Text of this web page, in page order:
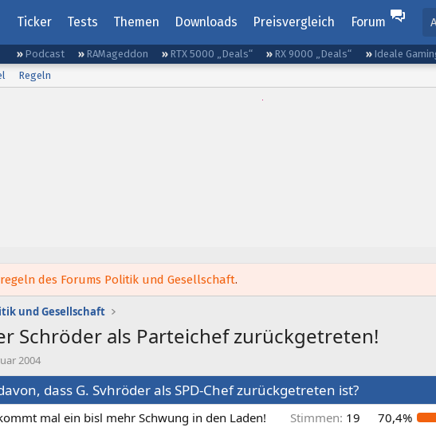
Ticker Tests Themen Downloads Preisvergleich Forum
Podcast RAMageddon RTX 5000 „Deals“ RX 9000 „Deals“ Ideale
Regeln
des Forums Politik und Gesellschaft.
und Gesellschaft
Schröder als Parteichef zurückgetreten!
2004
dass G. Svhröder als SPD-Chef zurückgetreten ist?
mal ein bisl mehr Schwung in den Laden! Stimmen: 19
70,4%